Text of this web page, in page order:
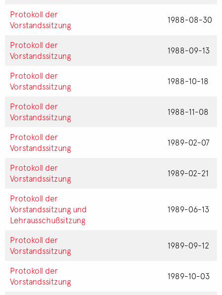
Protokoll der
Vorstandssitzung
1988-08-30
Protokoll der
Vorstandssitzung
1988-09-13
Protokoll der
Vorstandssitzung
1988-10-18
Protokoll der
Vorstandssitzung
1988-11-08
Protokoll der
Vorstandssitzung
1989-02-07
Protokoll der
Vorstandssitzung
1989-02-21
Protokoll der
Vorstandssitzung und
Lehrausschußsitzung
1989-06-13
Protokoll der
Vorstandssitzung
1989-09-12
Protokoll der
Vorstandssitzung
1989-10-03